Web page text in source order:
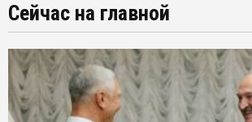
Сейчас на главной